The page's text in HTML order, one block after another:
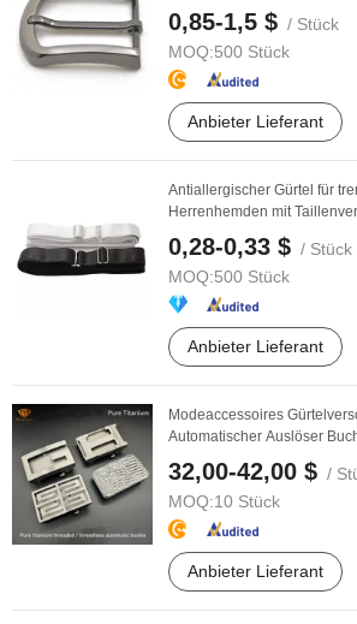
0,85-1,5 $ / Stück
MOQ:500 Stück
Anbieter Lieferant
Antiallergischer Gürtel für
Herrenhemden mit
0,28-0,33 $ / Stück
MOQ:500 Stück
Anbieter Lieferant
Modeaccessoires
Automatischer Auslöser
32,00-42,00 $ /
MOQ:10 Stück
Anbieter Lieferant